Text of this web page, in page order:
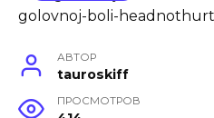
АВТОР
tauroskiff
ПРОСМОТРОВ